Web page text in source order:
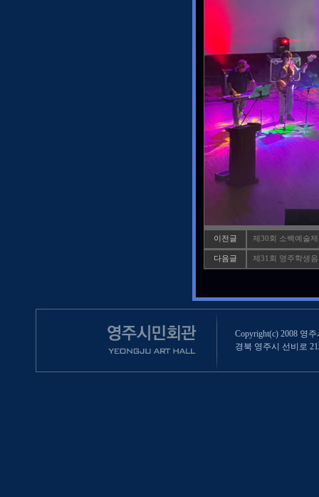
이전글 제30회 소백예술
다음글 제31회 영주학생
Copyright(c) 2008 영
경북 영주시 선비로